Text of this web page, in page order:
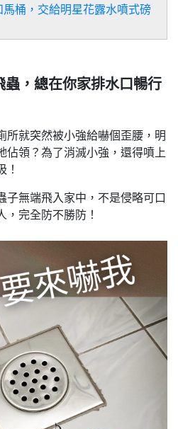
桶，交給明星花露水噴式磅
蟲，總在你家排水口暢行
所就突然被小強給嚇個歪腰，明
佔領？為了消滅小強，還得噴上
！
子無端飛入家中，不是侵略可口
，完全防不勝防！